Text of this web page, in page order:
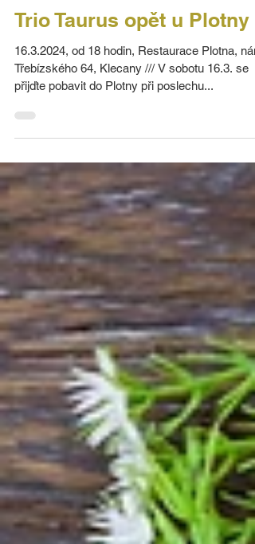
Barbora Křikavová
12. 3. 2024
Minut čtení: 1
Trio Taurus opět u Plotny
16.3.2024, od 18 hodin, Restaurace Plotna,
přijďte pobavit do Plotny při poslechu...